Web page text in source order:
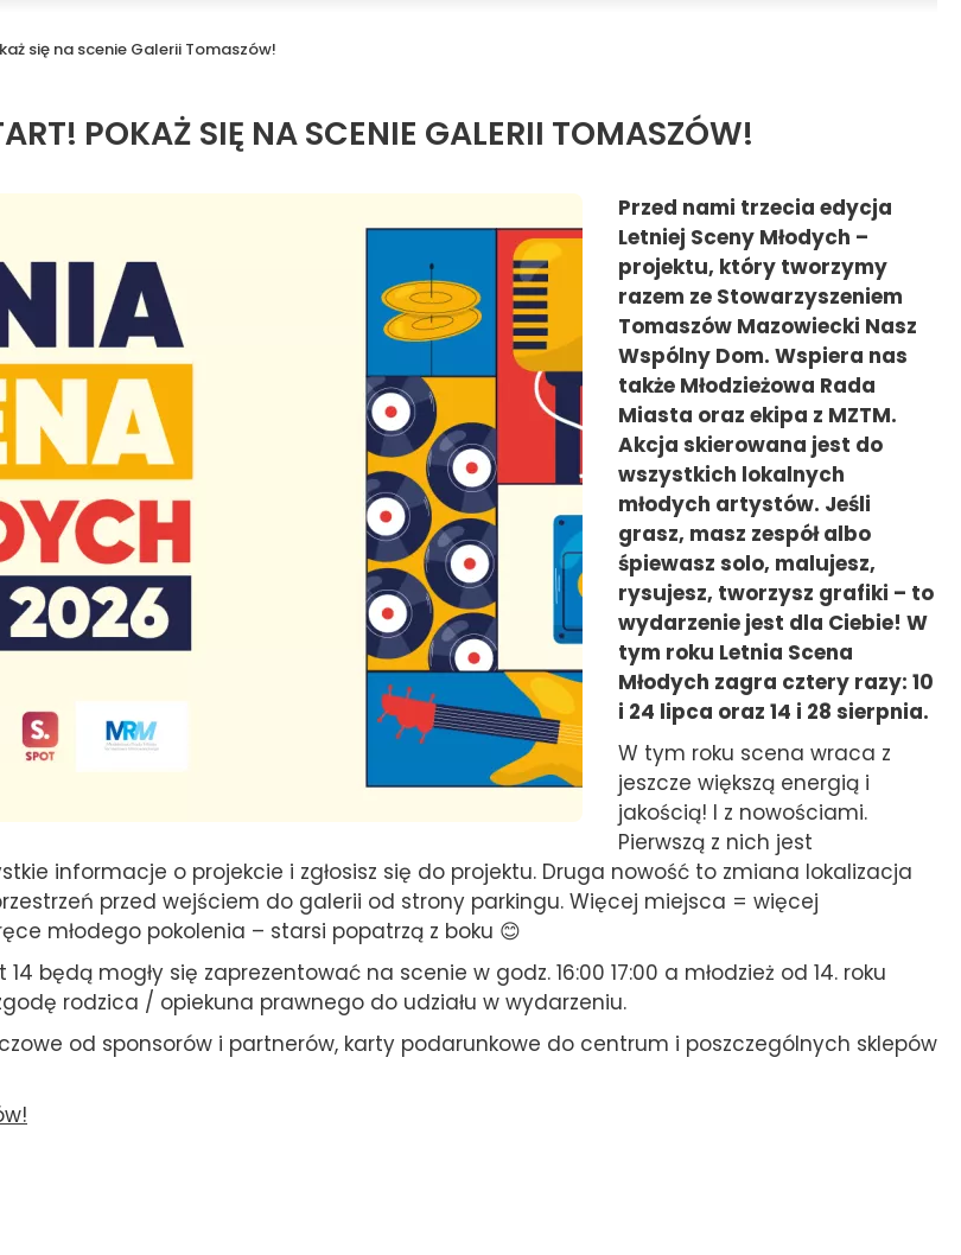
się na scenie Galerii Tomaszów!
POKAŻ SIĘ NA SCENIE GALERII TOMASZÓW!
Przed nami trzecia edycja
Letniej Sceny Młodych –
projektu, który tworzymy
razem ze Stowarzyszeniem
Tomaszów Mazowiecki Nasz
Wspólny Dom. Wspiera nas
także Młodzieżowa Rada
Miasta oraz ekipa z MZTM.
Akcja skierowana jest do
wszystkich lokalnych
młodych artystów. Jeśli
grasz, masz zespół albo
śpiewasz solo, malujesz,
rysujesz, tworzysz grafiki – to
wydarzenie jest dla Ciebie! W
tym roku Letnia Scena
Młodych zagra cztery razy: 10
i 24 lipca oraz 14 i 28 sierpnia.
W tym roku scena wraca z
jeszcze większą energią i
jakością! I z nowościami.
Pierwszą z nich jest
informacje o projekcie i zgłosisz się do projektu. Druga nowość to zmiana lokalizacja
przed wejściem do galerii od strony parkingu. Więcej miejsca = więcej
młodego pokolenia – starsi popatrzą z boku 😊
będą mogły się zaprezentować na scenie w godz. 16:00 17:00 a młodzież od 14. roku
rodzica / opiekuna prawnego do udziału w wydarzeniu.
od sponsorów i partnerów, karty podarunkowe do centrum i poszczególnych sklepów